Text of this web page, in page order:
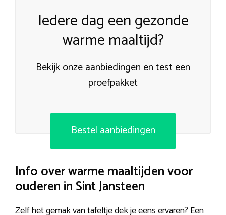
Iedere dag een gezonde
warme maaltijd?
Bekijk onze aanbiedingen en test een
proefpakket
Bestel aanbiedingen
Info over warme maaltijden voor
ouderen in Sint Jansteen
Zelf het gemak van tafeltje dek je eens ervaren? Een